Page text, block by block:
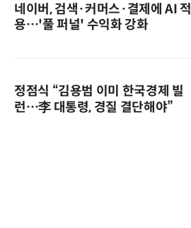
네이버, 검색·커머스·결제에 AI 적
용…'풀 퍼널' 수익화 강화
정점식 “김용범 이미 한국경제 빌
런…李 대통령, 경질 결단해야”